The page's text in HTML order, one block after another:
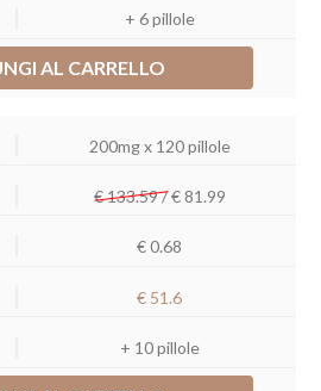
+ 6 pillole
AL CARRELLO
200mg x 120 pillole
€ 133.59 /€81.99
€ 0.68
€ 51.6
+ 10 pillole